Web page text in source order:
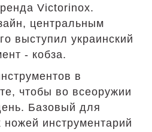
Victorinox.
центральным
выступил украинский
- кобза.
в
чтобы во всеоружии
Базовый для
инструментарий